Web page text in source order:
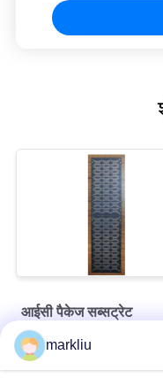
आईसी पैकेज सब्सट्रेट
हिताची ब्रांड बीटी सामग्री
markliu